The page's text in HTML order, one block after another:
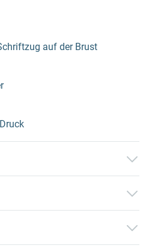
auf der Brust